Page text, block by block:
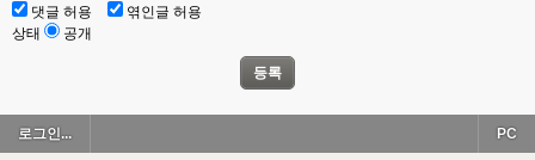
댓글 허용
엮인글 허용
상태
공개
등록
로그인... PC